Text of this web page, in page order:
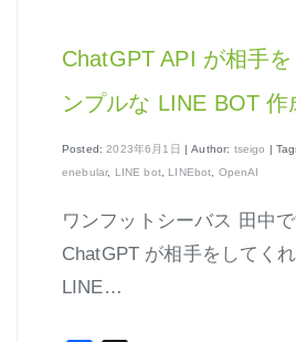
ChatGPT API が相手
ンプルな LINE BOT 作
Posted:2023年6月1日 | Author: tseigo |
enebular, LINE bot, LINEbot, OpenAI
ワンフットシーバス 田中
ChatGPT が相手をしてく
LINE…